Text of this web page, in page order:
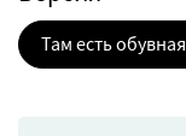
Там есть